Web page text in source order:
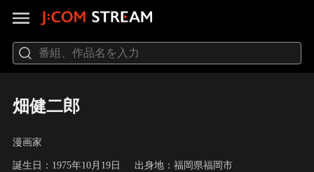
畑健二郎
漫画家
誕生日：1975年10月19日 出身地：福岡県福岡市